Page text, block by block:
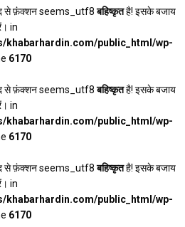
से फ़ंक्शन seems_utf8बहिष्कृतहै! इसके बजाय
in
khabarhardin.com/public_html/wp-
6170
से फ़ंक्शन seems_utf8बहिष्कृतहै! इसके बजाय
in
khabarhardin.com/public_html/wp-
6170
से फ़ंक्शन seems_utf8बहिष्कृतहै! इसके बजाय
in
khabarhardin.com/public_html/wp-
6170